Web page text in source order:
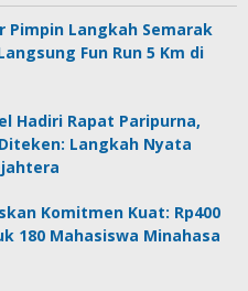
Pimpin Langkah Semarak
Fun Run 5 Km di
Hadiri Rapat Paripurna,
Langkah Nyata
Komitmen Kuat: Rp400
180 Mahasiswa Minahasa